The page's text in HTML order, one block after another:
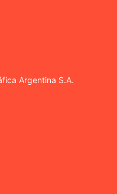
Argentina S.A.